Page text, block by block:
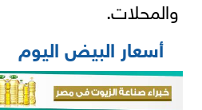
والمحلات.
أسعار البيض اليوم